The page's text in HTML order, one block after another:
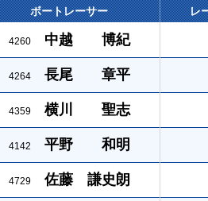
ボートレーサー レ
4260 中越 博紀
4264 長尾 章平
4359 横川 聖志
4142 平野 和明
4729 佐藤 謙史朗